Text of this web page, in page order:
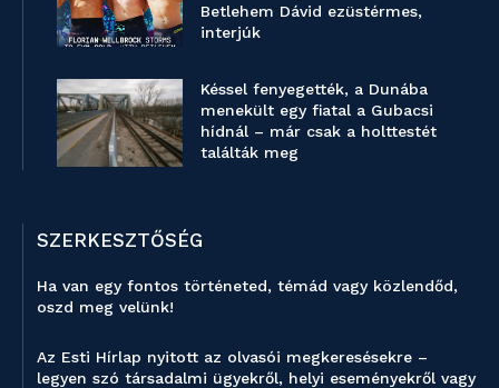
Betlehem Dávid ezüstérmes,
interjúk
Késsel fenyegették, a Dunába
menekült egy fiatal a Gubacsi
hídnál – már csak a holttestét
találták meg
SZERKESZTŐSÉG
Ha van egy fontos történeted, témád vagy közlendőd,
oszd meg velünk!
Az Esti Hírlap nyitott az olvasói megkeresésekre –
legyen szó társadalmi ügyekről, helyi eseményekről vagy